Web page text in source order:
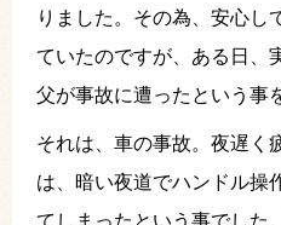
りました。その為、安心し
ていたのですが、ある日、
父が事故に遭ったという事
それは、車の事故。夜遅く
は、暗い夜道でハンドル操
てしまったという事でした